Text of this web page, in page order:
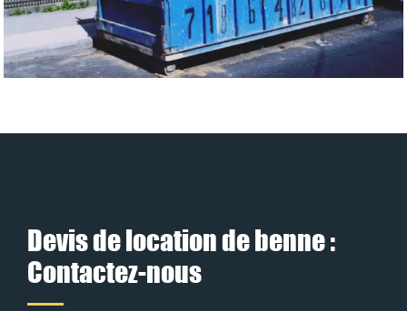
Devis de location de benne :
Contactez-nous